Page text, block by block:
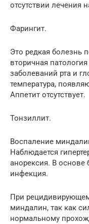
отсутствии лечения
Фарингит.
Это редкая болезнь
вторичная
заболеваний рта и
температура,
Аппетит отсутствует.
Тонзиллит.
Воспаление
Наблюдается
анорексия. В основе
инфекция.
При
миндалин, так как
нормальному